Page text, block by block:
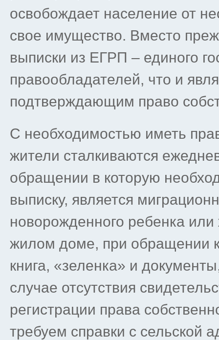
освобождает население от
свое имущество. Вместо
выписки из ЕГРП – единого
правообладателей, что и
подтверждающим право
С необходимостью иметь
жители сталкиваются
обращении в которую
выписку, является
новорожденного ребенка или
жилом доме, при обращении
книга, «зеленка» и
случае отсутствия
регистрации права
требуем справки с сельской